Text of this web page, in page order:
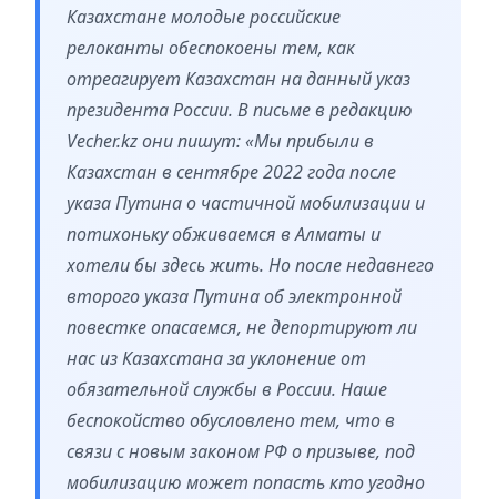
Казахстане молодые российские
релоканты обеспокоены тем, как
отреагирует Казахстан на данный указ
президента России. В письме в редакцию
Vecher.kz они пишут: «Мы прибыли в
Казахстан в сентябре 2022 года после
указа Путина о частичной мобилизации и
потихоньку обживаемся в Алматы и
хотели бы здесь жить. Но после недавнего
второго указа Путина об электронной
повестке опасаемся, не депортируют ли
нас из Казахстана за уклонение от
обязательной службы в России. Наше
беспокойство обусловлено тем, что в
связи с новым законом РФ о призыве, под
мобилизацию может попасть кто угодно